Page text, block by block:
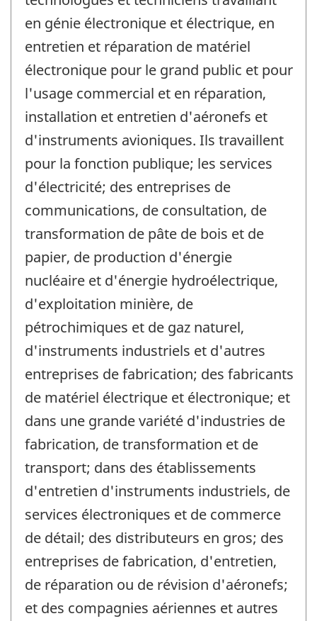
en génie électronique et électrique, en
entretien et réparation de matériel
électronique pour le grand public et pour
l'usage commercial et en réparation,
installation et entretien d'aéronefs et
d'instruments avioniques. Ils travaillent
pour la fonction publique; les services
d'électricité; des entreprises de
communications, de consultation, de
transformation de pâte de bois et de
papier, de production d'énergie
nucléaire et d'énergie hydroélectrique,
d'exploitation minière, de
pétrochimiques et de gaz naturel,
d'instruments industriels et d'autres
entreprises de fabrication; des fabricants
de matériel électrique et électronique; et
dans une grande variété d'industries de
fabrication, de transformation et de
transport; dans des établissements
d'entretien d'instruments industriels, de
services électroniques et de commerce
de détail; des distributeurs en gros; des
entreprises de fabrication, d'entretien,
de réparation ou de révision d'aéronefs;
et des compagnies aériennes et autres